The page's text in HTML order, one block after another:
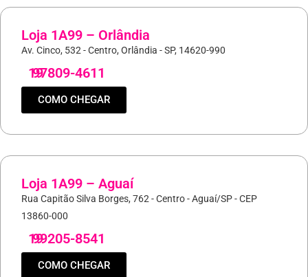
Loja 1A99 – Orlândia
Av. Cinco, 532 - Centro, Orlândia - SP, 14620-990
19
97809-4611
COMO CHEGAR
Loja 1A99 – Aguaí
Rua Capitão Silva Borges, 762 - Centro - Aguaí/SP - CEP
13860-000
19
99205-8541
COMO CHEGAR